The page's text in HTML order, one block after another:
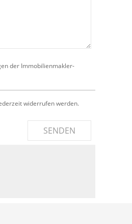
der Immobilienmakler-
widerrufen werden.
SENDEN